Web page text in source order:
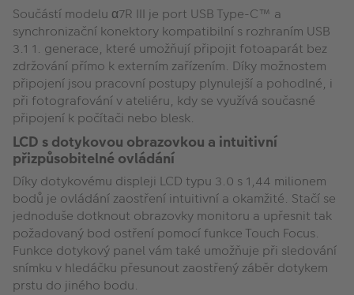
Součástí modelu α7R III je port USB Type-C™ a
synchronizační konektory kompatibilní s rozhraním USB
3.1 1. generace, které umožňují připojit fotoaparát bez
zdržování přímo k externím zařízením. Díky možnostem
připojení jsou pracovní postupy plynulejší a pohodlné, i
při fotografování v ateliéru, kdy se využívá současné
připojení k počítači nebo blesk.
LCD s dotykovou obrazovkou a intuitivní
přizpůsobitelné ovládání
Díky dotykovému displeji LCD typu 3.0 s 1,44 milionem
bodů je ovládání zaostření intuitivní a okamžité. Stačí se
jednoduše dotknout obrazovky monitoru a upřesnit tak
požadovaný bod ostření pomocí funkce Touch Focus.
Funkce dotykový panel vám také umožňuje při sledování
snímku v hledáčku přesunout zaostřený záběr dotykem
prstu do jiného bodu.